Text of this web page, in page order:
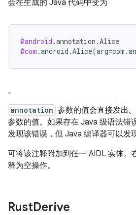
会在生成的 Java 代码中变为
@android .annotation .Alice
@com .android .Alice(arg=com .
。
annotation 参数的值会直接发出
参数的值。如果存在 Java 级语法错
发现该错误，但 Java 编译器可以发现
可将该注释附加到任一 AIDL 实体。
释为空操作。
RustDerive